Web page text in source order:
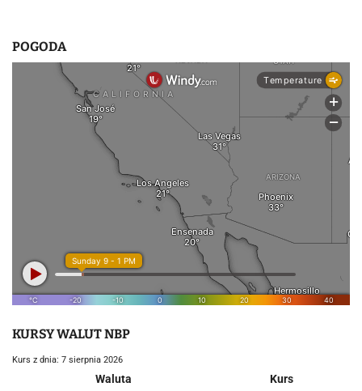
POGODA
KURSY WALUT NBP
Kurs z dnia: 7 sierpnia 2026
Waluta
Kurs